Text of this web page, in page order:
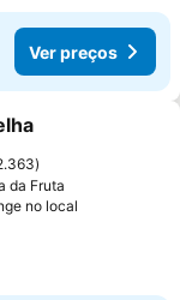
Ver preços
favoritos
da Fruta
no local